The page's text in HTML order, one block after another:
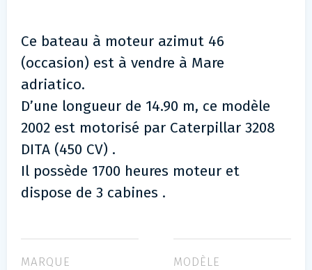
Ce bateau à moteur azimut 46
(occasion) est à vendre à Mare
adriatico.
D’une longueur de 14.90 m, ce modèle
2002 est motorisé par Caterpillar 3208
DITA (450 CV) .
Il possède 1700 heures moteur et
dispose de 3 cabines .
MARQUE MODÈLE